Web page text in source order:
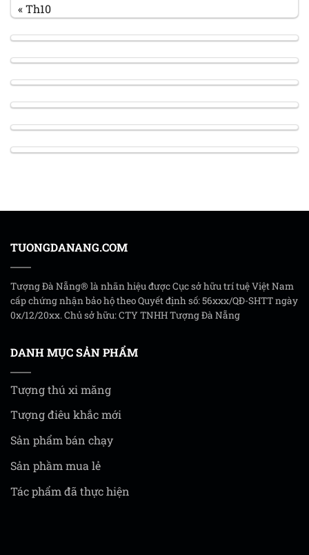
« Th10
TUONGDANANG.COM
Tượng Đà Nẵng® là nhãn hiệu được Cục sở hữu trí tuệ Việt Nam
cấp chứng nhận bảo hộ theo Quyết định số: 56xxx/QĐ-SHTT ngày
0x/12/20xx. Chủ sở hữu: CTY TNHH Tượng Đà Nẵng
DANH MỤC SẢN PHẨM
Tượng thú xi măng
Tượng điêu khắc mới
Sản phẩm bán chạy
Sản phầm mua lẻ
Tác phẩm đã thực hiện